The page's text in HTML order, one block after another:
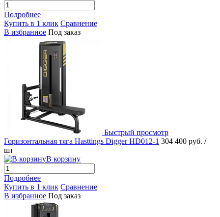
Подробнее
Купить в 1 клик Сравнение
В избранное Под заказ
Быстрый просмотр
Горизонтальная тяга Hasttings Digger HD012-1 304 400 руб. /
шт
В корзину
Подробнее
Купить в 1 клик Сравнение
В избранное Под заказ